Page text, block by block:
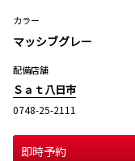
カラー
マッシブグレー
配備店舗
Ｓａｔ八日市
0748-25-2111
即時予約